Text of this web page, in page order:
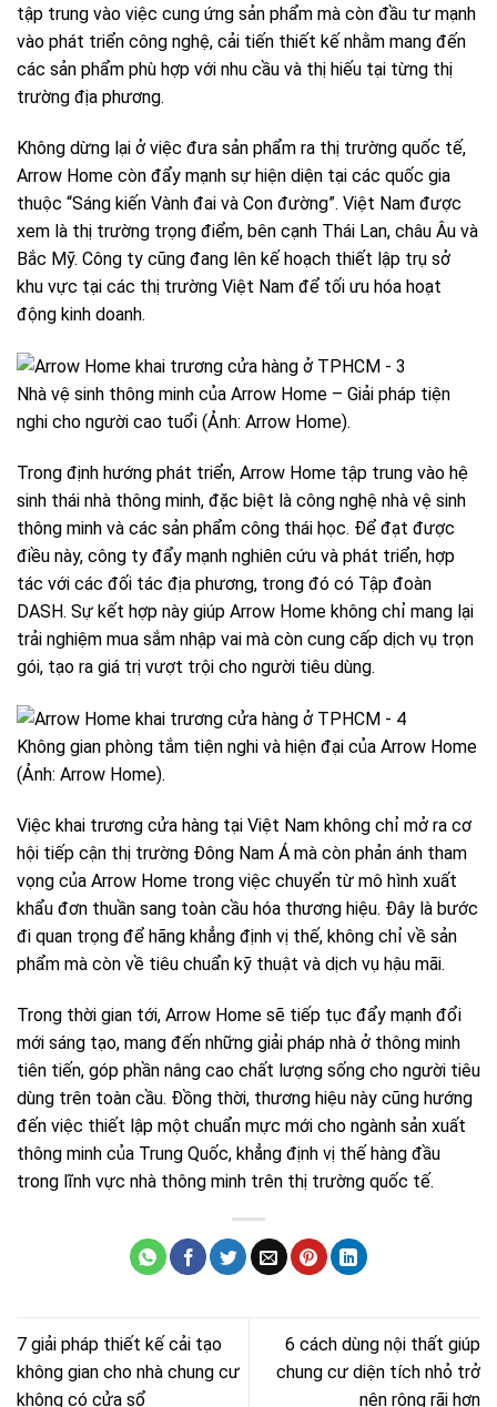
tập trung vào việc cung ứng sản phẩm mà còn đầu tư mạnh
vào phát triển công nghệ, cải tiến thiết kế nhằm mang đến
các sản phẩm phù hợp với nhu cầu và thị hiếu tại từng thị
trường địa phương.
Không dừng lại ở việc đưa sản phẩm ra thị trường quốc tế,
Arrow Home còn đẩy mạnh sự hiện diện tại các quốc gia
thuộc “Sáng kiến Vành đai và Con đường”. Việt Nam được
xem là thị trường trọng điểm, bên cạnh Thái Lan, châu Âu và
Bắc Mỹ. Công ty cũng đang lên kế hoạch thiết lập trụ sở
khu vực tại các thị trường Việt Nam để tối ưu hóa hoạt
động kinh doanh.
Nhà vệ sinh thông minh của Arrow Home – Giải pháp tiện
nghi cho người cao tuổi (Ảnh: Arrow Home).
Trong định hướng phát triển, Arrow Home tập trung vào hệ
sinh thái nhà thông minh, đặc biệt là công nghệ nhà vệ sinh
thông minh và các sản phẩm công thái học. Để đạt được
điều này, công ty đẩy mạnh nghiên cứu và phát triển, hợp
tác với các đối tác địa phương, trong đó có Tập đoàn
DASH. Sự kết hợp này giúp Arrow Home không chỉ mang lại
trải nghiệm mua sắm nhập vai mà còn cung cấp dịch vụ trọn
gói, tạo ra giá trị vượt trội cho người tiêu dùng.
Không gian phòng tắm tiện nghi và hiện đại của Arrow Home
(Ảnh: Arrow Home).
Việc khai trương cửa hàng tại Việt Nam không chỉ mở ra cơ
hội tiếp cận thị trường Đông Nam Á mà còn phản ánh tham
vọng của Arrow Home trong việc chuyển từ mô hình xuất
khẩu đơn thuần sang toàn cầu hóa thương hiệu. Đây là bước
đi quan trọng để hãng khẳng định vị thế, không chỉ về sản
phẩm mà còn về tiêu chuẩn kỹ thuật và dịch vụ hậu mãi.
Trong thời gian tới, Arrow Home sẽ tiếp tục đẩy mạnh đổi
mới sáng tạo, mang đến những giải pháp nhà ở thông minh
tiên tiến, góp phần nâng cao chất lượng sống cho người tiêu
dùng trên toàn cầu. Đồng thời, thương hiệu này cũng hướng
đến việc thiết lập một chuẩn mực mới cho ngành sản xuất
thông minh của Trung Quốc, khẳng định vị thế hàng đầu
trong lĩnh vực nhà thông minh trên thị trường quốc tế.
7 giải pháp thiết kế cải tạo
không gian cho nhà chung cư
không có cửa sổ
6 cách dùng nội thất giúp
chung cư diện tích nhỏ trở
nên rộng rãi hơn